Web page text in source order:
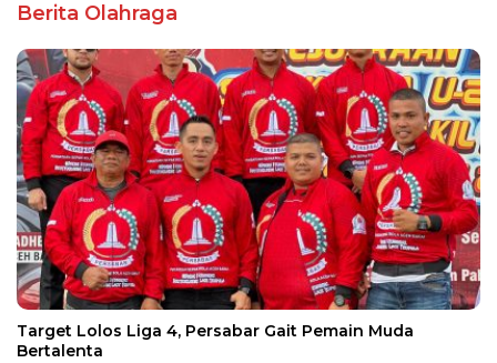
Berita Olahraga
Target Lolos Liga 4, Persabar Gait Pemain Muda
Bertalenta